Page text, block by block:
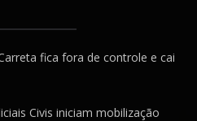
fica fora de controle e cai
Civis iniciam mobilização